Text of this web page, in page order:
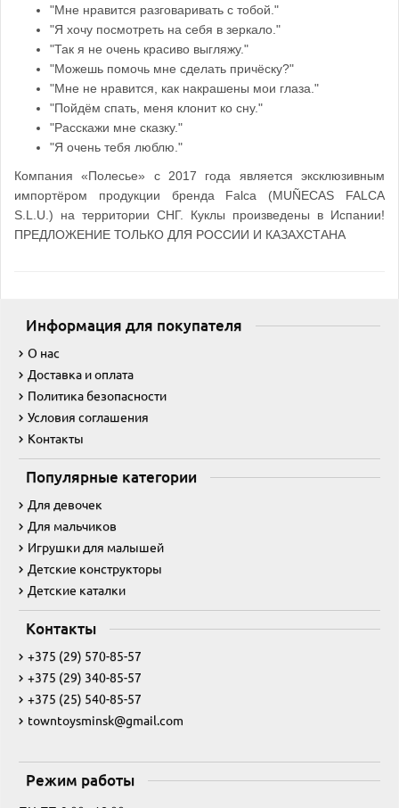
"Мне нравится разговаривать с тобой."
"Я хочу посмотреть на себя в зеркало."
"Так я не очень красиво выгляжу."
"Можешь помочь мне сделать причёску?"
"Мне не нравится, как накрашены мои глаза."
"Пойдём спать, меня клонит ко сну."
"Расскажи мне сказку."
"Я очень тебя люблю."
Компания «Полесье» с 2017 года является эксклюзивным
импортёром продукции бренда Falca (MUÑECAS FALCA
S.L.U.) на территории СНГ. Куклы произведены в Испании!
ПРЕДЛОЖЕНИЕ ТОЛЬКО ДЛЯ РОССИИ И КАЗАХСТАНА
Информация для покупателя
О нас
Доставка и оплата
Политика безопасности
Условия соглашения
Контакты
Популярные категории
Для девочек
Для мальчиков
Игрушки для малышей
Детские конструкторы
Детские каталки
Контакты
+375 (29) 570-85-57
+375 (29) 340-85-57
+375 (25) 540-85-57
towntoysminsk@gmail.com
Режим работы